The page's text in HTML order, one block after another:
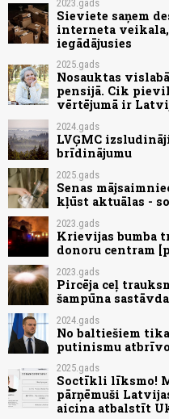
2023.gads
Sieviete saņem
interneta
iegādājusies
2025.gads
Nosauktas
pensijā. Cik
vērtējumā ir
2024.gads
LVĢMC
brīdinājumu
2025.gads
Senas
kļūst aktuālas -
2023.gads
Krievijas bumba
donoru centram
2023.gads
Pircēja ceļ
šampūna
2024.gads
No baltiešiem
putinismu
2025.gads
Soctīkli līksmo!
pārņēmuši
aicina atbalstīt